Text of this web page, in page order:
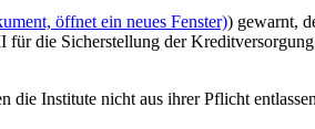
öffnet ein neues Fenster)) gewarnt,
die Sicherstellung der
Institute nicht aus ihrer Pflicht